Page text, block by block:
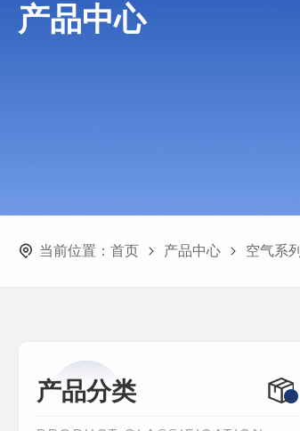
产品中心
当前位置： 首页 产品中心 空气系列
产品分类